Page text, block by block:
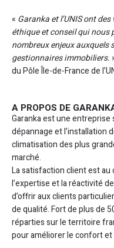
« Garanka et l’UNIS ont
éthique et conseil qui nous
nombreux enjeux
gestionnaires immobiliers.
du Pôle Île-de-France de
A PROPOS DE
Garanka est une entreprise
dépannage et l’installation
climatisation des plus
marché.
La satisfaction client est
l’expertise et la réactivité
d’offrir aux clients
de qualité. Fort de plus de
réparties sur le territoire
pour améliorer le confort